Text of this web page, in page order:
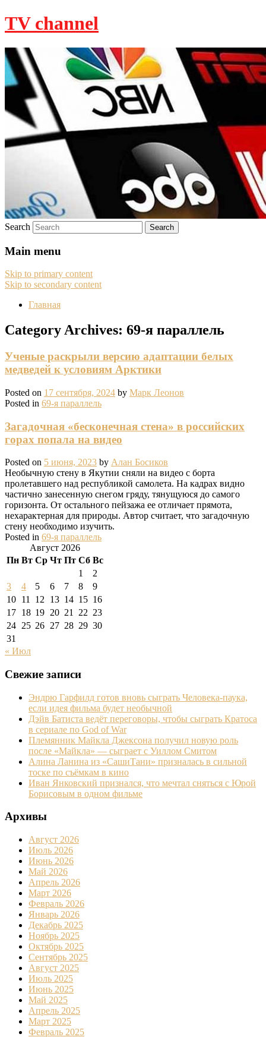
TV channel
Search
Main menu
Skip to primary content
Skip to secondary content
Главная
Category Archives: 69-я параллель
Ученые раскрыли версию адаптации белых
медведей к условиям Арктики
Posted on 17 сентября, 2024 by Марк Леонов
Posted in 69-я параллель
Загадочная «бесконечная стена» в российских
горах попала на видео
Posted on 5 июня, 2023 by Алан Босиков
Необычную стену в Якутии сняли на видео с борта
пролетавшего над республикой самолета. На кадрах видно
частично занесенную снегом гряду, тянущуюся до самого
горизонта. От остального пейзажа ее отличает прямота,
нехарактерная для природы. Автор считает, что загадочную
стену необходимо изучить.
Posted in 69-я параллель
Август 2026
Пн Вт Ср Чт Пт Сб Вс
1
2
3
4 5 6 7 8
9
10 11 12 13 14 15 16
17 18 19 20 21 22 23
24 25 26 27 28 29 30
31
« Июл
Свежие записи
Эндрю Гарфилд готов вновь сыграть Человека-паука,
если идея фильма будет необычной
Дэйв Батиста ведёт переговоры, чтобы сыграть Кратоса
в сериале по God of War
Племянник Майкла Джексона получил новую роль
после «Майкла» — сыграет с Уиллом Смитом
Алина Ланина из «СашиТани» призналась в сильной
тоске по съёмкам в кино
Иван Янковский признался, что мечтал сняться с Юрой
Борисовым в одном фильме
Архивы
Август 2026
Июль 2026
Июнь 2026
Май 2026
Апрель 2026
Март 2026
Февраль 2026
Январь 2026
Декабрь 2025
Ноябрь 2025
Октябрь 2025
Сентябрь 2025
Август 2025
Июль 2025
Июнь 2025
Май 2025
Апрель 2025
Март 2025
Февраль 2025